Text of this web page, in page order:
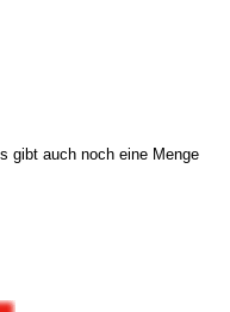
gibt auch noch eine Menge